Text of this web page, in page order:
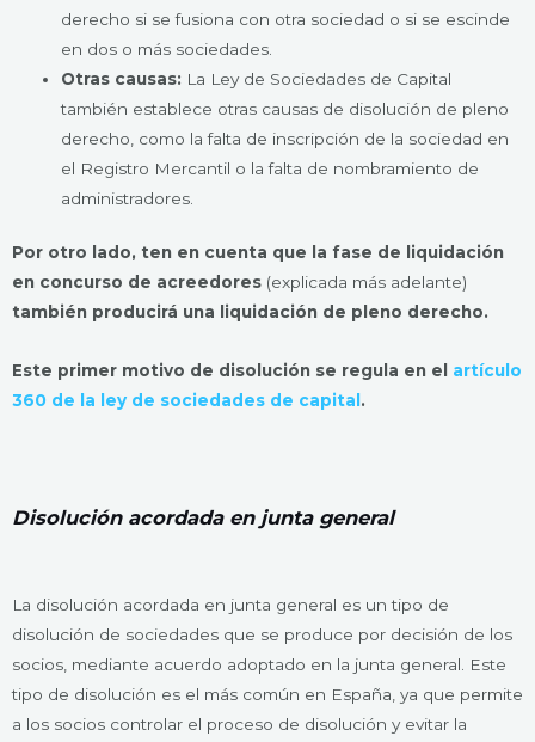
derecho si se fusiona con otra sociedad o si se escinde
en dos o más sociedades.
Otras causas: La Ley de Sociedades de Capital
también establece otras causas de disolución de pleno
derecho, como la falta de inscripción de la sociedad en
el Registro Mercantil o la falta de nombramiento de
administradores.
Por otro lado, ten en cuenta que la fase de liquidación
en concurso de acreedores (explicada más adelante)
también producirá una liquidación de pleno derecho.
Este primer motivo de disolución se regula en el
artículo
360 de la ley de sociedades de capital .
Disolución acordada en junta general
La disolución acordada en junta general es un tipo de
disolución de sociedades que se produce por decisión de los
socios, mediante acuerdo adoptado en la junta general. Este
tipo de disolución es el más común en España, ya que permite
a los socios controlar el proceso de disolución y evitar la